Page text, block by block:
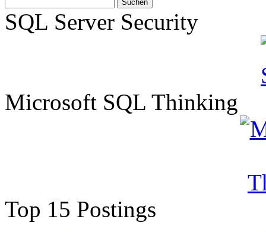
SQL Server Security
Microsoft SQL Thinking
Top 15 Postings